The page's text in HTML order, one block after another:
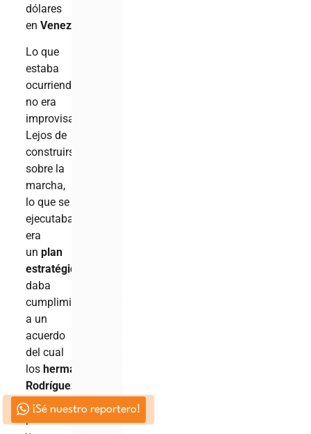
dólares
enVenezuela
Lo que
estaba
ocurriendo
no era
improvisado.
Lejos de
construirse
sobre la
marcha,
lo que se
ejecutaba
era
unplan
estratégico
daba
cumplimiento
a un
acuerdo
del cual
loshermanos
Rodríguez
artífices,
promotores
¡Sé nuestro reportero!